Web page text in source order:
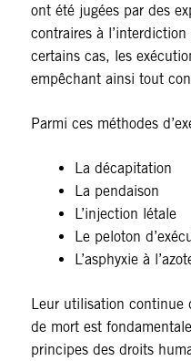
ont été jugées par des
contraires à
certains cas, les
empêchant ainsi tout
Parmi ces méthodes
La décapitation
La pendaison
L’injection létale
Le peloton
L’asphyxie à
Leur utilisation continue
de mort est
principes des droits